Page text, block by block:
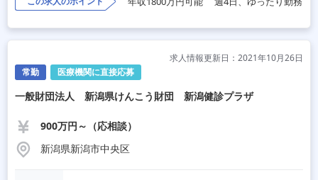
常勤 医療機関に直接応募
求人情報更新日：2021年10月26日
一般財団法人 新潟県けんこう財団 新潟健診プラザ
900万円～（応相談）
新潟県新潟市中央区